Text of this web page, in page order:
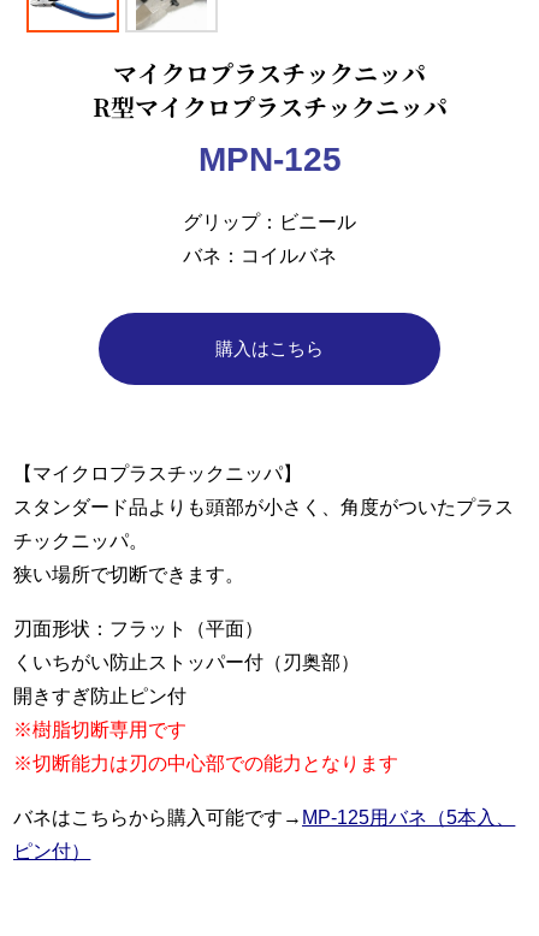
マイクロプラスチックニッパ
R型マイクロプラスチックニッパ
MPN-125
グリップ
ビニール
バネ
コイルバネ
購入はこちら
【マイクロプラスチックニッパ】
スタンダード品よりも頭部が小さく、角度がついたプラス
チックニッパ。
狭い場所で切断できます。
刃面形状：フラット（平面）
くいちがい防止ストッパー付（刃奥部）
開きすぎ防止ピン付
※樹脂切断専用です
※切断能力は刃の中心部での能力となります
バネはこちらから購入可能です→ MP-125用バネ（5本入、
ピン付）